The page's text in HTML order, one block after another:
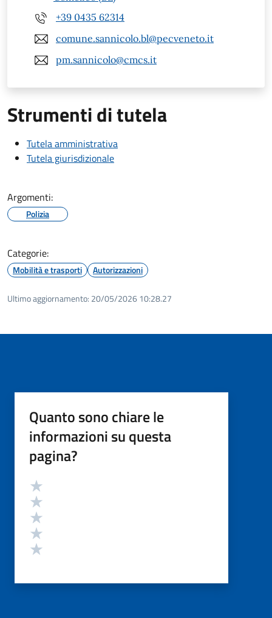
+39 0435 62314
comune.sannicolo.bl@pecveneto.it
pm.sannicolo@cmcs.it
Strumenti di tutela
Tutela amministrativa
Tutela giurisdizionale
Argomenti:
Polizia
Categorie:
Mobilità e trasporti Autorizzazioni
Ultimo aggiornamento: 20/05/2026 10:28.27
Quanto sono chiare le
informazioni su questa
pagina?
Valutazione